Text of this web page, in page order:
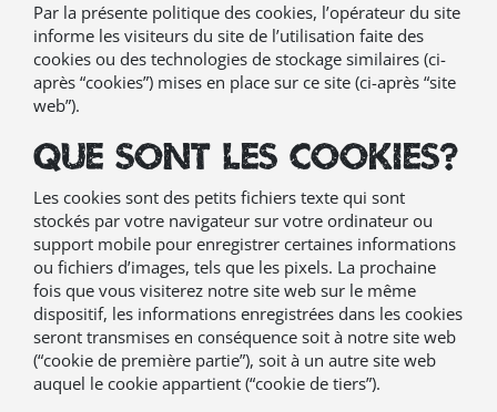
Par la présente politique des cookies, l’opérateur du site
informe les visiteurs du site de l’utilisation faite des
cookies ou des technologies de stockage similaires (ci-
après “cookies”) mises en place sur ce site (ci-après “site
web”).
Que sont les cookies?
Les cookies sont des petits fichiers texte qui sont
stockés par votre navigateur sur votre ordinateur ou
support mobile pour enregistrer certaines informations
ou fichiers d’images, tels que les pixels. La prochaine
fois que vous visiterez notre site web sur le même
dispositif, les informations enregistrées dans les cookies
seront transmises en conséquence soit à notre site web
(“cookie de première partie”), soit à un autre site web
auquel le cookie appartient (“cookie de tiers”).